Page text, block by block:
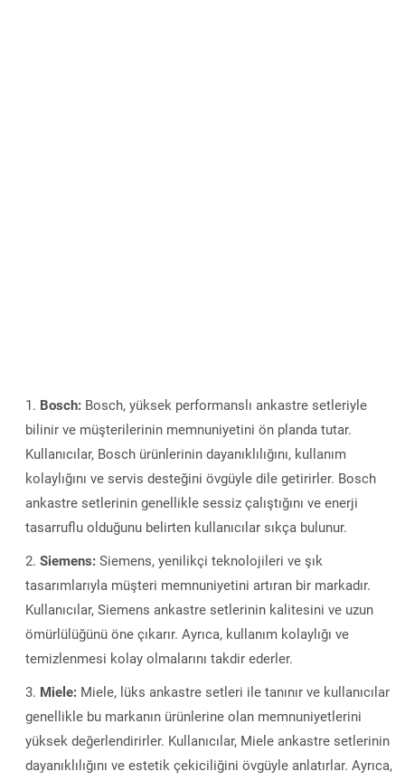
Bosch: Bosch, yüksek performanslı ankastre setleriyle
bilinir ve müşterilerinin memnuniyetini ön planda tutar.
Kullanıcılar, Bosch ürünlerinin dayanıklılığını, kullanım
kolaylığını ve servis desteğini övgüyle dile getirirler. Bosch
ankastre setlerinin genellikle sessiz çalıştığını ve enerji
tasarruflu olduğunu belirten kullanıcılar sıkça bulunur.
Siemens: Siemens, yenilikçi teknolojileri ve şık
tasarımlarıyla müşteri memnuniyetini artıran bir markadır.
Kullanıcılar, Siemens ankastre setlerinin kalitesini ve uzun
ömürlülüğünü öne çıkarır. Ayrıca, kullanım kolaylığı ve
temizlenmesi kolay olmalarını takdir ederler.
Miele: Miele, lüks ankastre setleri ile tanınır ve kullanıcılar
genellikle bu markanın ürünlerine olan memnuniyetlerini
yüksek değerlendirirler. Kullanıcılar, Miele ankastre setlerinin
dayanıklılığını ve estetik çekiciliğini övgüyle anlatırlar. Ayrıca,